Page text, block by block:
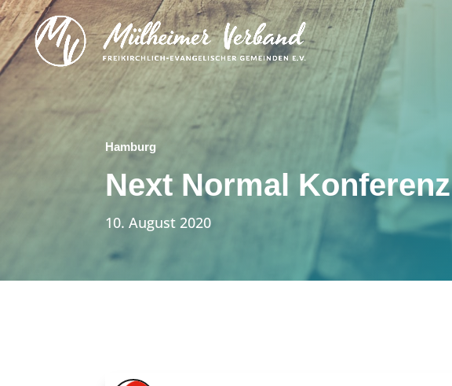
Hamburg
Next Normal Konferenz
10. August 2020